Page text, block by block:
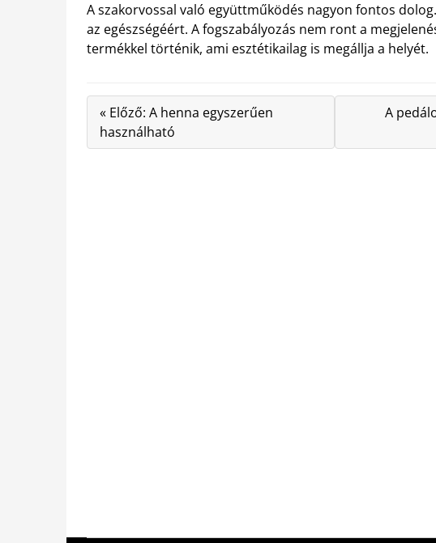
A szakorvossal való együttműködés nagyon fontos
az egészségéért. A fogszabályozás nem ront a
termékkel történik, ami esztétikailag is megállja a helyét.
« Előző: A henna egyszerűen
használható
A